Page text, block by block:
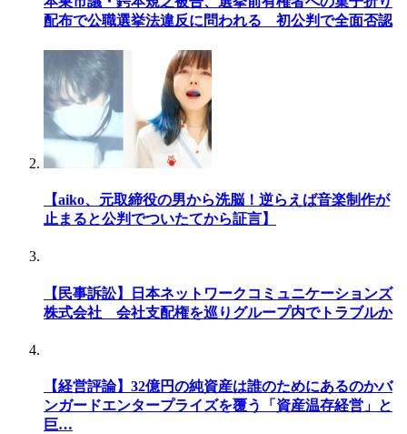
配布で公職選挙法違反に問われる 初公判で全面否認
【aiko、元取締役の男から洗脳！逆らえば音楽制作が
止まると公判でついたてから証言】
【民事訴訟】日本ネットワークコミュニケーションズ
株式会社 会社支配権を巡りグループ内でトラブルか
【経営評論】32億円の純資産は誰のためにあるのかバ
ンガードエンタープライズを覆う「資産温存経営」と
巨…